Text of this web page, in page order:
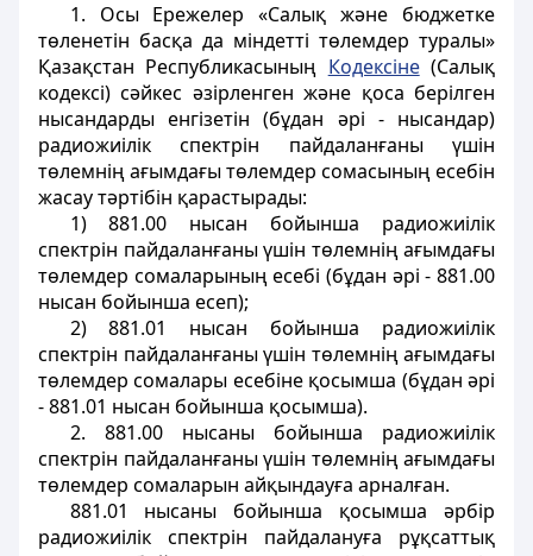
1. Осы Ережелер «Салық және бюджетке
төленетін басқа да міндетті төлемдер туралы»
Қазақстан Республикасының Кодексіне(Салық
кодексі) сәйкес әзірленген және қоса берілген
нысандарды енгізетін (бұдан әрі - нысандар)
радиожиілік спектрін пайдаланғаны үшін
төлемнің ағымдағы төлемдер сомасының есебін
жасау тәртібін қарастырады:
1) 881.00 нысан бойынша радиожиілік
спектрін пайдаланғаны үшін төлемнің ағымдағы
төлемдер сомаларының есебі (бұдан әрі - 881.00
нысан бойынша есеп);
2) 881.01 нысан бойынша радиожиілік
спектрін пайдаланғаны үшін төлемнің ағымдағы
төлемдер сомалары есебіне қосымша (бұдан әрі
- 881.01 нысан бойынша қосымша).
2. 881.00 нысаны бойынша радиожиілік
спектрін пайдаланғаны үшін төлемнің ағымдағы
төлемдер сомаларын айқындауға арналған.
881.01 нысаны бойынша қосымша әрбір
радиожиілік спектрін пайдалануға рұқсаттық